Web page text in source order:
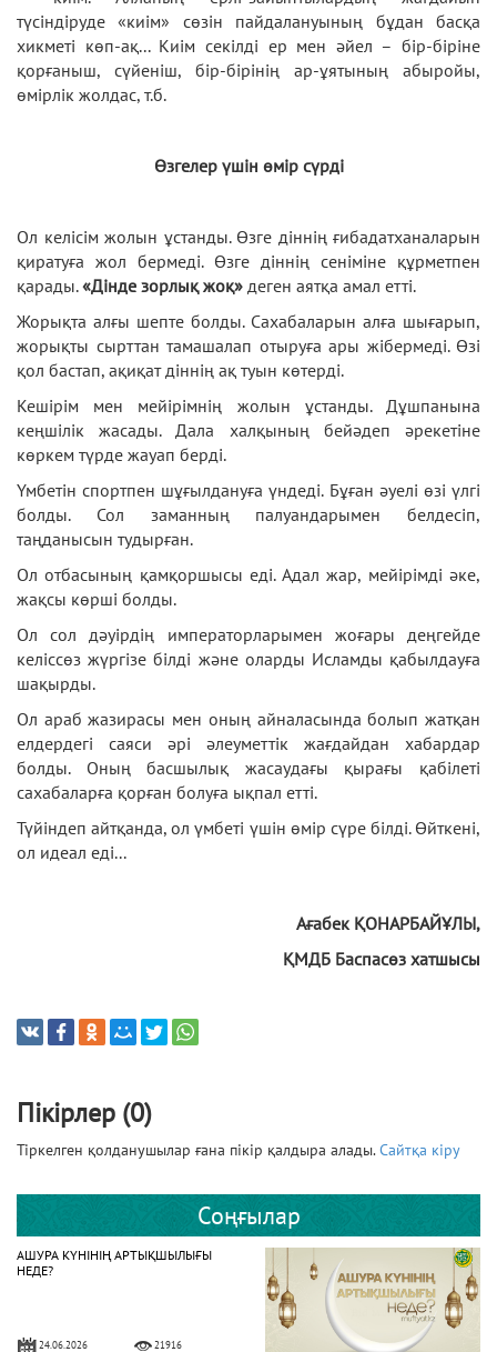
түсіндіруде «киім» сөзін пайдалануының бұдан басқа
хикметі көп-ақ... Киім секілді ер мен әйел – бір-біріне
қорғаныш, сүйеніш, бір-бірінің ар-ұятының абыройы,
өмірлік жолдас, т.б.
Өзгелер үшін өмір сүрді
Ол келісім жолын ұстанды. Өзге діннің ғибадатханаларын
қиратуға жол бермеді. Өзге діннің сеніміне құрметпен
қарады.«Дінде зорлық жоқ» деген аятқа амал етті.
Жорықта алғы шепте болды. Сахабаларын алға шығарып,
жорықты сырттан тамашалап отыруға ары жібермеді. Өзі
қол бастап, ақиқат діннің ақ туын көтерді.
Кешірім мен мейірімнің жолын ұстанды. Дұшпанына
кеңшілік жасады. Дала халқының бейәдеп әрекетіне
көркем түрде жауап берді.
Үмбетін спортпен шұғылдануға үндеді. Бұған әуелі өзі үлгі
болды. Сол заманның палуандарымен белдесіп,
таңданысын тудырған.
Ол отбасының қамқоршысы еді. Адал жар, мейірімді әке,
жақсы көрші болды.
Ол сол дәуірдің императорларымен жоғары деңгейде
келіссөз жүргізе білді және оларды Исламды қабылдауға
шақырды.
Ол араб жазирасы мен оның айналасында болып жатқан
елдердегі саяси әрі әлеуметтік жағдайдан хабардар
болды. Оның басшылық жасаудағы қырағы қабілеті
сахабаларға қорған болуға ықпал етті.
Түйіндеп айтқанда, ол үмбеті үшін өмір сүре білді. Өйткені,
ол идеал еді...
Ағабек ҚОНАРБАЙҰЛЫ,
ҚМДБ Баспасөз хатшысы
Пікірлер (0)
Тіркелген қолданушылар ғана пікір қалдыра алады.Сайтқа кіру
Соңғылар
АШУРА КҮНІНІҢ АРТЫҚШЫЛЫҒЫ
НЕДЕ?
24.06.2026 21916